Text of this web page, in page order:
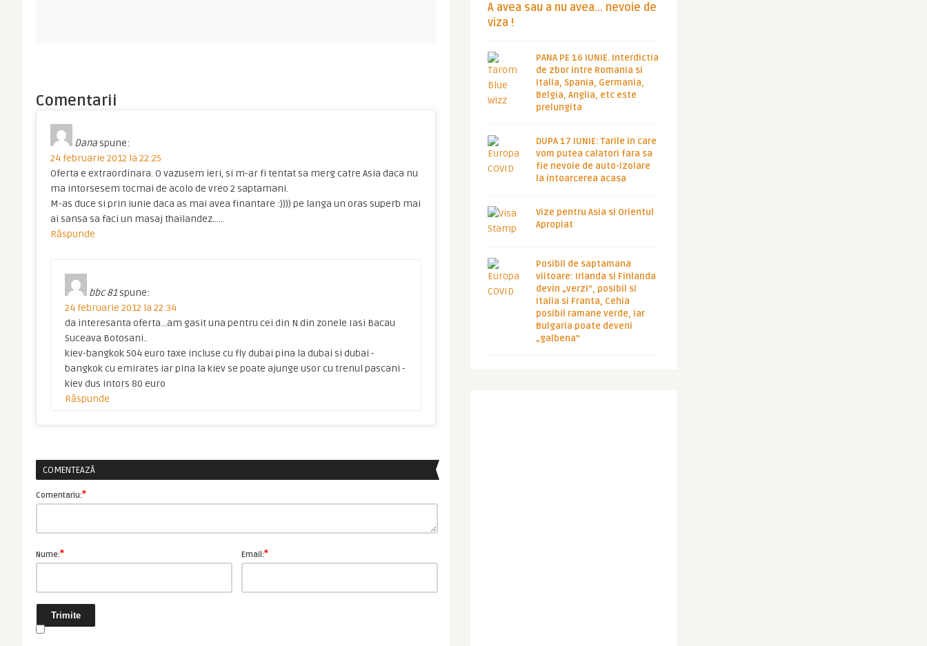
Comentarii
Dana spune:
24 februarie 2012 la 22:25
Oferta e extraordinara. O vazusem ieri, si m-ar fi tentat sa merg catre Asia daca nu
ma intorsesem tocmai de acolo de vreo 2 saptamani.
M-as duce si prin iunie daca as mai avea finantare :)))) pe langa un oras superb mai
ai sansa sa faci un masaj thailandez……
Răspunde
bbc 81 spune:
24 februarie 2012 la 22:34
da interesanta oferta…am gasit una pentru cei din N din zonele Iasi Bacau
Suceava Botosani..
kiev-bangkok 504 euro taxe incluse cu fly dubai pina la dubai si dubai -
bangkok cu emirates iar pina la kiev se poate ajunge usor cu trenul pascani -
kiev dus intors 80 euro
Răspunde
COMENTEAZĂ
Comentariu:*
Nume:* Email:*
A avea sau a nu avea… nevoie de
viza !
PANA PE 16 IUNIE. Interdictia
de zbor intre Romania si
Italia, Spania, Germania,
Belgia, Anglia, etc este
prelungita
DUPA 17 IUNIE: Tarile in care
vom putea calatori fara sa
fie nevoie de auto-izolare
la intoarcerea acasa
Vize pentru Asia si Orientul
Apropiat
Posibil de saptamana
viitoare: Irlanda si Finlanda
devin „verzi”, posibil si
Italia si Franta, Cehia
posibil ramane verde, iar
Bulgaria poate deveni
„galbena”